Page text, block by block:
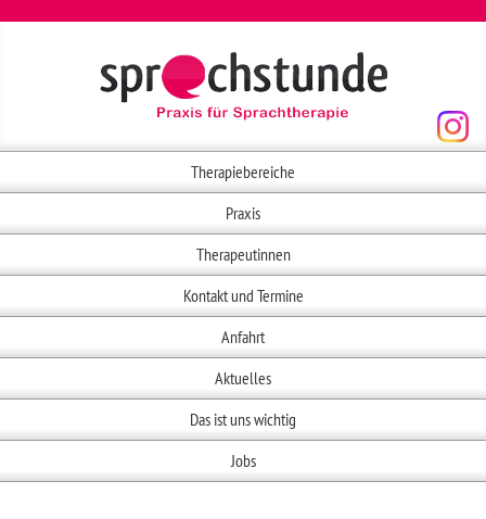
Therapiebereiche
Praxis
Therapeutinnen
Kontakt und Termine
Anfahrt
Aktuelles
Das ist uns wichtig
Jobs